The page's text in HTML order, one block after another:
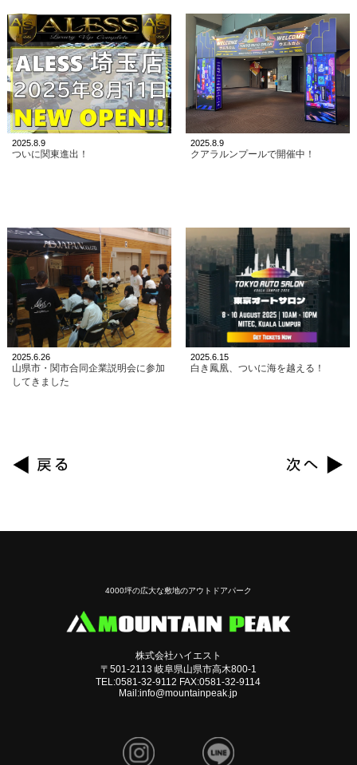
2025.8.9
ついに関東進出！
2025.8.9
クアラルンプールで開催中！
2025.6.26
山県市・関市合同企業説明会に参加
してきました
2025.6.15
白き鳳凰、ついに海を越える！
4000坪の広大な敷地のアウトドアパーク
株式会社ハイエスト
〒501-2113 岐阜県山県市高木800-1
TEL:0581-32-9112 FAX:0581-32-9114
Mail:info@mountainpeak.jp